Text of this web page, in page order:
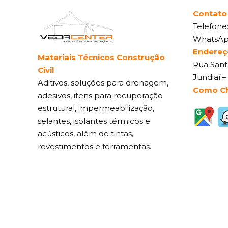
Materiais Técnicos Construção
Civil
Aditivos, soluções para drenagem,
adesivos, itens para recuperação
estrutural, impermeabilização,
selantes, isolantes térmicos e
acústicos, além de tintas,
revestimentos e ferramentas.
Contato
Rua
Jundiaí –
Como